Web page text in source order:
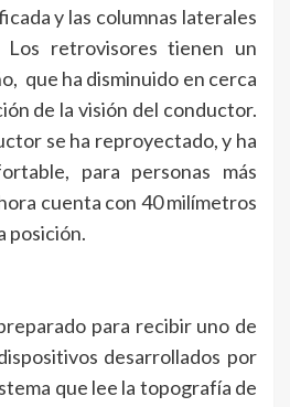
y las columnas laterales
Los retrovisores tienen un
que ha disminuido en cerca
de la visión del conductor.
se ha reproyectado, y ha
para personas más
cuenta con 40 milímetros
posición.
para recibir uno de
desarrollados por
que lee la topografía de